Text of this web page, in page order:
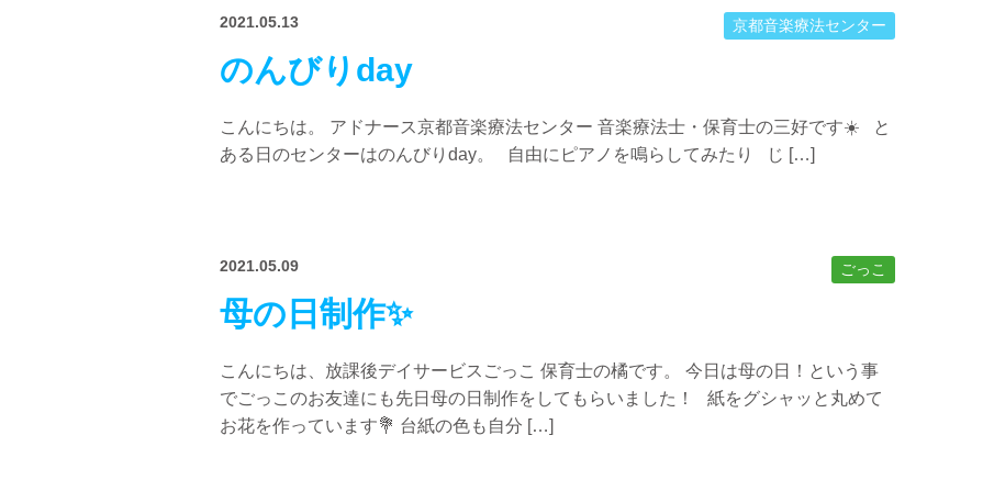
2021.05.13 京都音楽療法センター
のんびりday
こんにちは。 アドナース京都音楽療法センター 音楽療法士・保育士の三好です☀️ と
ある日のセンターはのんびりday。 自由にピアノを鳴らしてみたり じ […]
2021.05.09 ごっこ
母の日制作✨
こんにちは、放課後デイサービスごっこ 保育士の橘です。 今日は母の日！という事
でごっこのお友達にも先日母の日制作をしてもらいました！ 紙をグシャッと丸めて
お花を作っています💐 台紙の色も自分 […]